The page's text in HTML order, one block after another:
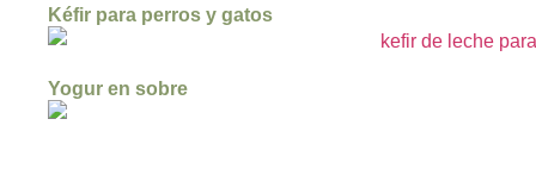
Kéfir para perros y gatos
Yogur en sobre